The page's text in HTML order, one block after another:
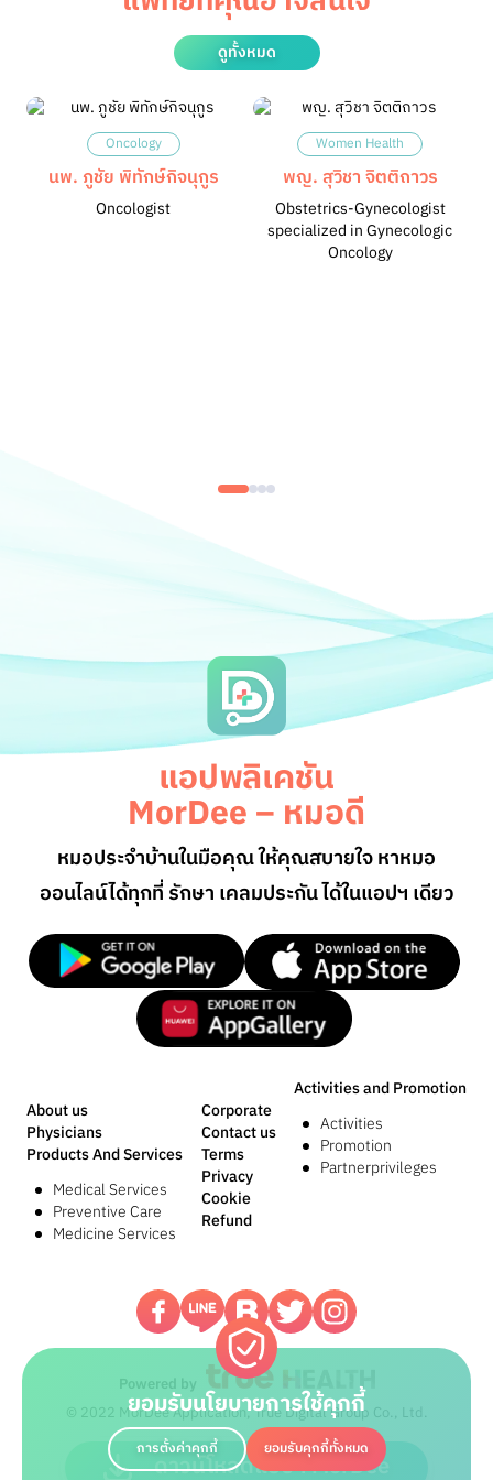
ดาวน์โหลดแอปฯ MorDee
ดูทั้งหมด
Oncology
นพ. ภูชัย พิทักษ์​กิจ​นุ​กูร​
Oncologist
Women Health
พญ. สุวิชา จิตติถาวร
Obstetrics-Gynecologist
specialized in Gynecologic
Oncology
ยอมรับนโยบายการใช้คุกกี้
การตั้งค่าคุกกี้ ยอมรับคุกกี้ทั้งหมด
แอปพลิเคชัน
MorDee – หมอดี
หมอประจำบ้านในมือคุณ ให้คุณสบายใจ หาหมอ
ออนไลน์ได้ทุกที่ รักษา เคลมประกัน ได้ในแอปฯ เดียว
About us
Physicians
Products And Services
Medical Services
Preventive Care
Medicine Services
Activities and Promotion
Activities
Promotion
Partnerprivileges
Corporate
Contact us
Terms
Privacy
Cookie
Refund
Powered by
© 2022 MorDee Application, True Digital Group Co., Ltd.